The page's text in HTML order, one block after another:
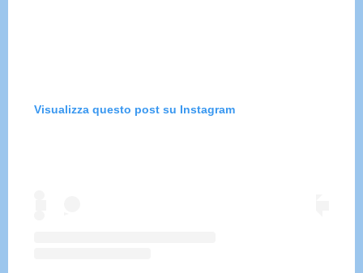
Visualizza questo post su Instagram